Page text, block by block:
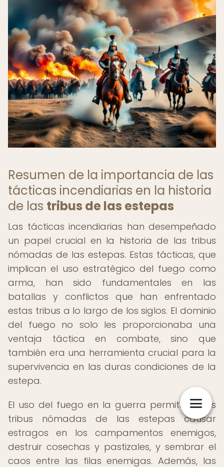
Resumen de la importancia de las
tácticas incendiarias en la historia
de las tribus de las estepas
Las tácticas incendiarias han desempeñado
un papel crucial en la historia de las tribus
nómadas de las estepas. Estas tácticas, que
implican el uso estratégico del fuego como
arma, han sido fundamentales en las
batallas y conflictos que han enfrentado
estas tribus a lo largo de los siglos. El dominio
del fuego no solo les proporcionaba una
ventaja táctica en combate, sino que
también era una herramienta crucial para la
supervivencia en las duras condiciones de la
estepa.
El uso del fuego en la guerra permitía a las
tribus nómadas de las estepas causar
estragos en los campamentos enemigos,
destruir cosechas y pastizales, y sembrar el
caos entre las filas enemigas. Además, las